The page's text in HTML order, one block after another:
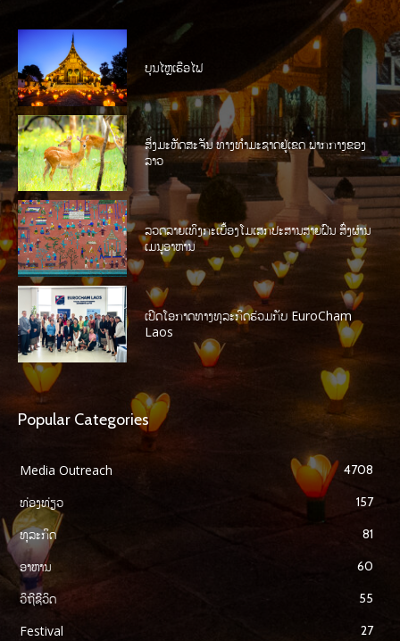
ບຸນໄຫຼເຮືອໄຟ
ສິ່ງມະຫັດສະຈັນ ທາງທໍາມະຊາດຢູ່ເຂດ ພາກກາງຂອງ
ລາວ
ລວດລາຍເທິງກະເບື້ອງໂມເສກປະສານສາຍຝົນ ສົ່ງຜ່ານ
ເມນູອາຫານ
ເປີດໂອກາດທາງທຸລະກິດຮ່ວມກັບ EuroCham
Laos
Popular Categories
Media Outreach 4708
ທ່ອງທ່ຽວ 157
ທຸລະກິດ 81
ອາຫານ 60
ວິຖີຊີວິດ 55
Festival 27